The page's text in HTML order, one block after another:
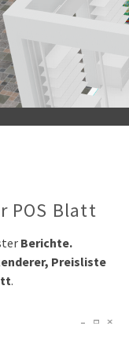
POS Blatt
Berichte.
Preisliste
.